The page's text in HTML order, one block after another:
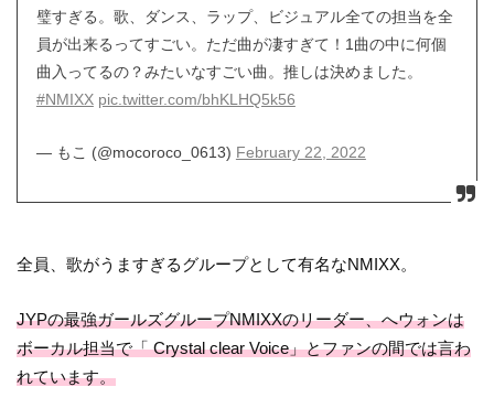
璧すぎる。歌、ダンス、ラップ、ビジュアル全ての担当を全
員が出来るってすごい。ただ曲が凄すぎて！1曲の中に何個
曲入ってるの？みたいなすごい曲。推しは決めました。
#NMIXX pic.twitter.com/bhKLHQ5k56
— もこ (@mocoroco_0613) February 22, 2022
全員、歌がうますぎるグループとして有名なNMIXX。
JYPの最強ガールズグループNMIXXのリーダー、へウォンは
ボーカル担当で「 Crystal clear Voice」とファンの間では言わ
れています。